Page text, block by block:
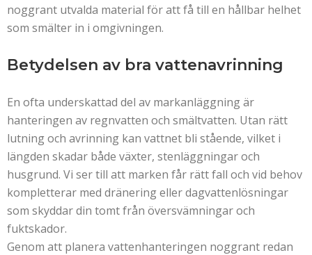
noggrant utvalda material för att få till en hållbar helhet
som smälter in i omgivningen.
Betydelsen av bra vattenavrinning
En ofta underskattad del av markanläggning är
hanteringen av regnvatten och smältvatten. Utan rätt
lutning och avrinning kan vattnet bli stående, vilket i
längden skadar både växter, stenläggningar och
husgrund. Vi ser till att marken får rätt fall och vid behov
kompletterar med dränering eller dagvattenlösningar
som skyddar din tomt från översvämningar och
fuktskador.
Genom att planera vattenhanteringen noggrant redan